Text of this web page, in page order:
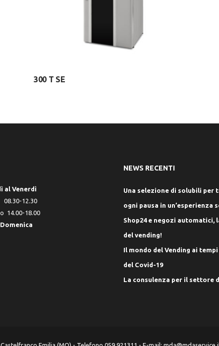
300 T SE
al Venerdì
12.30
14.00-18.00
NEWS RECENTI
Una selezione di solubili per
ogni pausa in un’esperienza
Shop24 e negozi automatici,
del vending!
Il mondo del Vending ai tempi
del Covid-19
La consulenza per il settore